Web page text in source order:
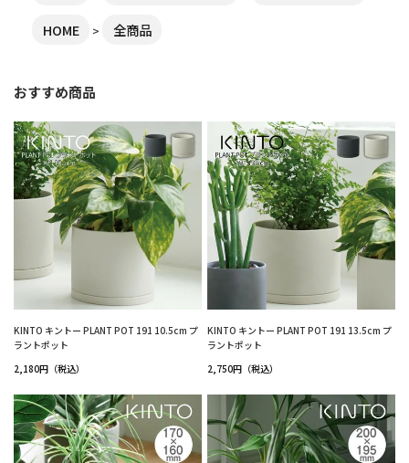
HOME 全商品
おすすめ商品
KINTO キントー PLANT POT 191 10.5cm プ
ラントポット
2,180円（税込）
KINTO キントー PLANT POT 191 13.5cm プ
ラントポット
2,750円（税込）